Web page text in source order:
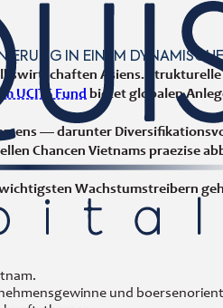
IN EINEM
Asiens.
UCITS Fund bietet globalen
— darunter
Chancen Vietnams praezise
Wachstumstreibern
und